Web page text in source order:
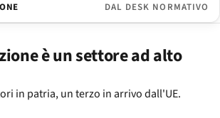
DAL DESK NORMATIVO
è un settore ad alto
in patria, un terzo in arrivo dall'UE.